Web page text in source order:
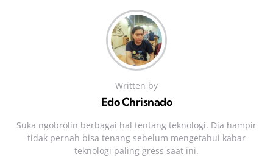
Written by
Edo Chrisnado
Suka ngobrolin berbagai hal tentang teknologi. Dia hampir
tidak pernah bisa tenang sebelum mengetahui kabar
teknologi paling gress saat ini.